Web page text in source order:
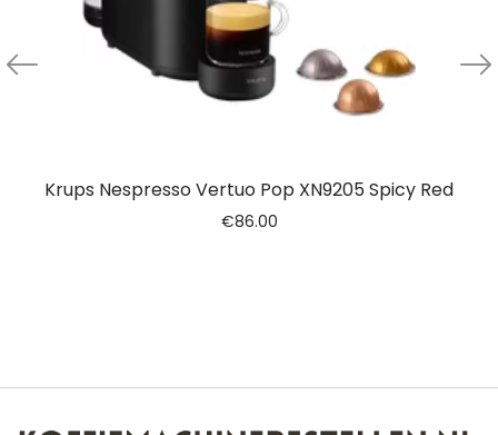
Krups Nespresso Vertuo Pop XN9205 Spicy Red
€86.00